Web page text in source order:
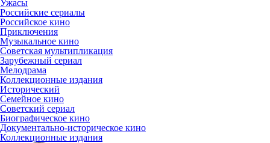
Ужасы
Российские сериалы
Российское кино
Приключения
Музыкальное кино
Советская мультипликация
Зарубежный сериал
Мелодрама
Коллекционные издания
Исторический
Семейное кино
Советский сериал
Биографическое кино
Документально-историческое кино
Коллекционные издания